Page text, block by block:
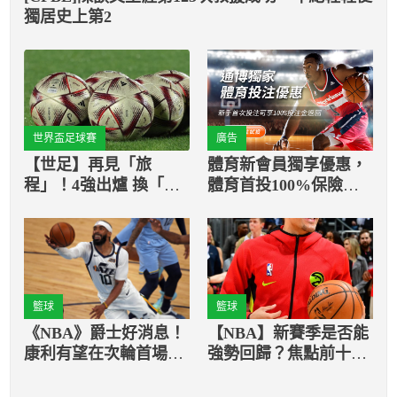
獨居史上第2
世界盃足球賽
【世足】再見「旅
程」！4強出爐 換「金
廣告
體育新會員獨享優惠，
體育首投100%保險返
籃球
《NBA》爵士好消息！
康利有望在次輪首場比
籃球
【NBA】新賽季是否能
強勢回歸？焦點前十名